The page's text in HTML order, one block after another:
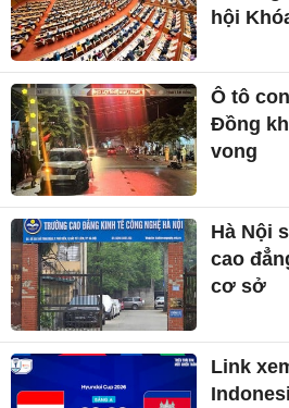
hội
Ô tô
Đồng
vong
Hà Nội
cao
cơ sở
Link